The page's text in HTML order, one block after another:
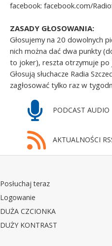
facebook: facebook.com/
ZASADY GŁOSOWANIA:
Głosujemy na 20 dowolnych
nich można dać dwa punkty
to joker), reszta otrzymuje po
Głosują słuchacze Radia
zagłosować tylko raz w
PODCAST AUDIO
AKTUALNOŚCI
Posłuchaj teraz
Logowanie
DUŻA CZCIONKA
DUŻY KONTRAST